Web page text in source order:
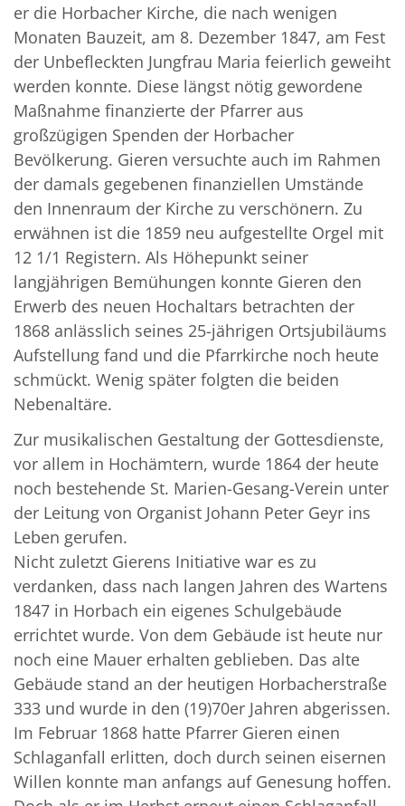
er die Horbacher Kirche, die nach wenigen
Monaten Bauzeit, am 8. Dezember 1847, am Fest
der Unbefleckten Jungfrau Maria feierlich geweiht
werden konnte. Diese längst nötig gewordene
Maßnahme finanzierte der Pfarrer aus
großzügigen Spenden der Horbacher
Bevölkerung. Gieren versuchte auch im Rahmen
der damals gegebenen finanziellen Umstände
den Innenraum der Kirche zu verschönern. Zu
erwähnen ist die 1859 neu aufgestellte Orgel mit
12 1/1 Registern. Als Höhepunkt seiner
langjährigen Bemühungen konnte Gieren den
Erwerb des neuen Hochaltars betrachten der
1868 anlässlich seines 25-jährigen Ortsjubiläums
Aufstellung fand und die Pfarrkirche noch heute
schmückt. Wenig später folgten die beiden
Nebenaltäre.
Zur musikalischen Gestaltung der Gottesdienste,
vor allem in Hochämtern, wurde 1864 der heute
noch bestehende St. Marien-Gesang-Verein unter
der Leitung von Organist Johann Peter Geyr ins
Leben gerufen.
Nicht zuletzt Gierens Initiative war es zu
verdanken, dass nach langen Jahren des Wartens
1847 in Horbach ein eigenes Schulgebäude
errichtet wurde. Von dem Gebäude ist heute nur
noch eine Mauer erhalten geblieben. Das alte
Gebäude stand an der heutigen Horbacherstraße
333 und wurde in den (19)70er Jahren abgerissen.
Im Februar 1868 hatte Pfarrer Gieren einen
Schlaganfall erlitten, doch durch seinen eisernen
Willen konnte man anfangs auf Genesung hoffen.